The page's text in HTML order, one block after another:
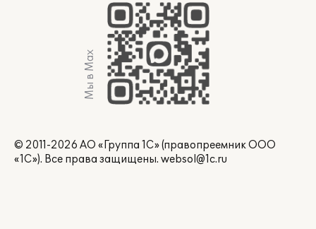
Мы в Max
© 2011-2026 АО «Группа 1С» (правопреемник ООО
«1С»). Все права защищены. websol@1c.ru